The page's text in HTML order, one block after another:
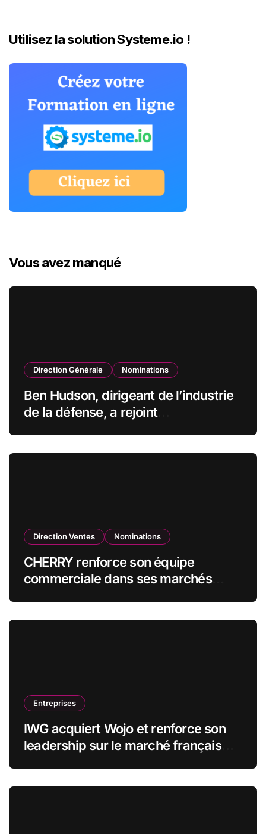
Utilisez la solution Systeme.io !
Vous avez manqué
Direction Générale Nominations
Ben Hudson, dirigeant de l’industrie
de la défense, a rejoint
Direction Ventes Nominations
CHERRY renforce son équipe
commerciale dans ses marchés
Entreprises
IWG acquiert Wojo et renforce son
leadership sur le marché français